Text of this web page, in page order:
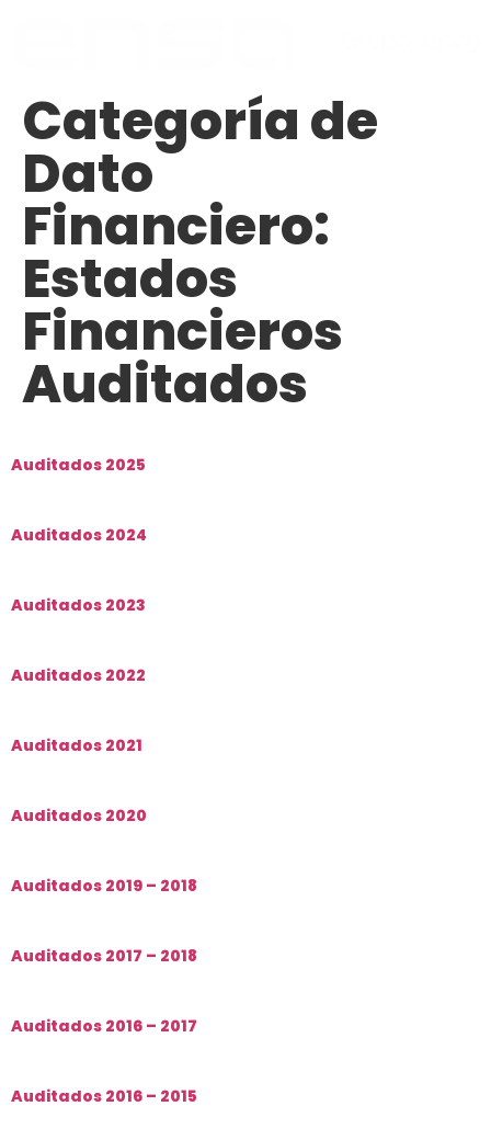
Categoría de
Dato
Financiero:
Estados
Financieros
Auditados
Auditados 2025
Auditados 2024
Auditados 2023
Auditados 2022
Auditados 2021
Auditados 2020
Auditados 2019 – 2018
Auditados 2017 – 2018
Auditados 2016 – 2017
Auditados 2016 – 2015